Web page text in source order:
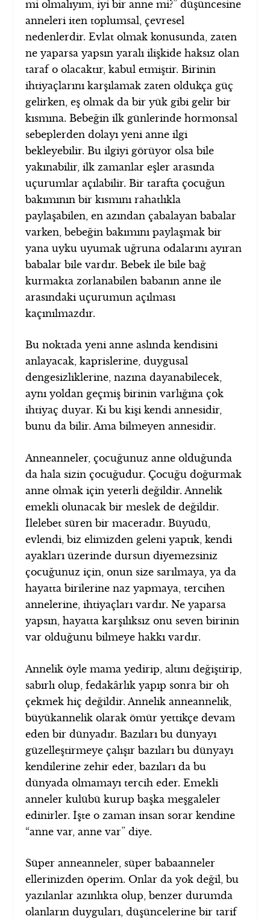
mi olmalıyım, iyi bir anne mi?” düşüncesine
anneleri iten toplumsal, çevresel
nedenlerdir. Evlat olmak konusunda, zaten
ne yaparsa yapsın yaralı ilişkide haksız olan
taraf o olacaktır, kabul etmiştir. Birinin
ihtiyaçlarını karşılamak zaten oldukça güç
gelirken, eş olmak da bir yük gibi gelir bir
kısmına. Bebeğin ilk günlerinde hormonsal
sebeplerden dolayı yeni anne ilgi
bekleyebilir. Bu ilgiyi görüyor olsa bile
yakınabilir, ilk zamanlar eşler arasında
uçurumlar açılabilir. Bir tarafta çocuğun
bakımının bir kısmını rahatlıkla
paylaşabilen, en azından çabalayan babalar
varken, bebeğin bakımını paylaşmak bir
yana uyku uyumak uğruna odalarını ayıran
babalar bile vardır. Bebek ile bile bağ
kurmakta zorlanabilen babanın anne ile
arasındaki uçurumun açılması
kaçınılmazdır.
Bu noktada yeni anne aslında kendisini
anlayacak, kaprislerine, duygusal
dengesizliklerine, nazına dayanabilecek,
aynı yoldan geçmiş birinin varlığına çok
ihtiyaç duyar. Ki bu kişi kendi annesidir,
bunu da bilir. Ama bilmeyen annesidir.
Anneanneler, çocuğunuz anne olduğunda
da hala sizin çocuğudur. Çocuğu doğurmak
anne olmak için yeterli değildir. Annelik
emekli olunacak bir meslek de değildir.
İlelebet süren bir maceradır. Büyüdü,
evlendi, biz elimizden geleni yaptık, kendi
ayakları üzerinde dursun diyemezsiniz
çocuğunuz için, onun size sarılmaya, ya da
hayatta birilerine naz yapmaya, tercihen
annelerine, ihtiyaçları vardır. Ne yaparsa
yapsın, hayatta karşılıksız onu seven birinin
var olduğunu bilmeye hakkı vardır.
Annelik öyle mama yedirip, altını değiştirip,
sabırlı olup, fedakârlık yapıp sonra bir oh
çekmek hiç değildir. Annelik anneannelik,
büyükannelik olarak ömür yettikçe devam
eden bir dünyadır. Bazıları bu dünyayı
güzelleştirmeye çalışır bazıları bu dünyayı
kendilerine zehir eder, bazıları da bu
dünyada olmamayı tercih eder. Emekli
anneler kulübü kurup başka meşgaleler
edinirler. İşte o zaman insan sorar kendine
“anne var, anne var” diye.
Süper anneanneler, süper babaanneler
ellerinizden öperim. Onlar da yok değil, bu
yazılanlar azınlıkta olup, benzer durumda
olanların duyguları, düşüncelerine bir tarif